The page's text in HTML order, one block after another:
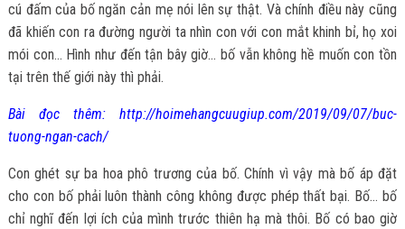
cú đấm của bố ngăn cản mẹ nói lên sự thật. Và chính điều này cũng
đã khiến con ra đường người ta nhìn con với con mắt khinh bỉ, họ xoi
mói con… Hình như đến tận bây giờ… bố vẫn không hề muốn con tồn
tại trên thế giới này thì phải.
Bài đọc thêm: http://hoimehangcuugiup.com/2019/09/07/buc-
tuong-ngan-cach/
Con ghét sự ba hoa phô trương của bố. Chính vì vậy mà bố áp đặt
cho con bố phải luôn thành công không được phép thất bại. Bố… bố
chỉ nghĩ đến lợi ích của mình trước thiên hạ mà thôi. Bố có bao giờ